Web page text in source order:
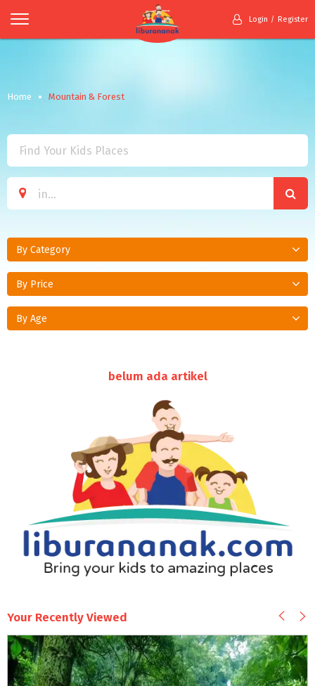
Login Register
Home Mountain & Forest
By Category
By Price
By Age
belum ada artikel
Your Recently Viewed